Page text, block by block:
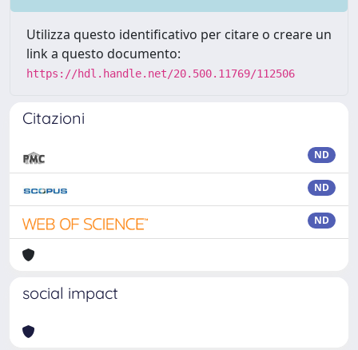
Utilizza questo identificativo per citare o creare un
link a questo documento:
https://hdl.handle.net/20.500.11769/112506
Citazioni
ND
ND
ND
social impact